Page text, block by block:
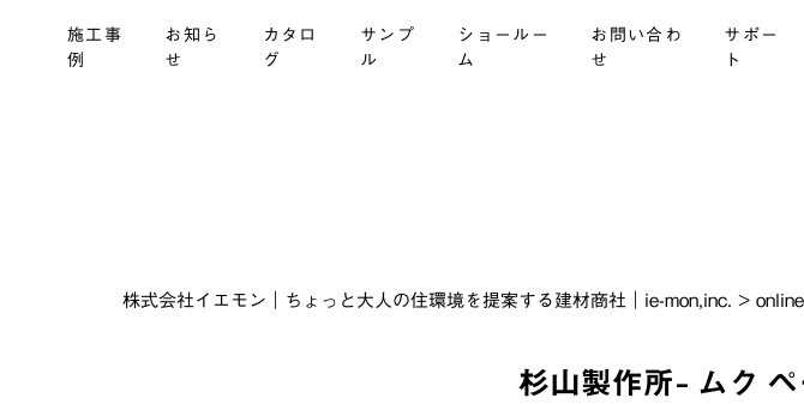
施工事
例
お知ら
せ
カタロ
グ
サンプ
ル
ショールー
ム
お問い合わ
せ
サポー
ト
株式会社イエモン｜ちょっと大人の住環境を提案する建材商社｜ie-mon,inc. >
杉山製作所- ムク